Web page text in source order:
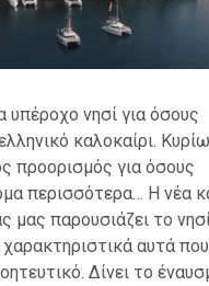
υπέροχο νησί για όσους
καλοκαίρι.
προορισμός για όσους
περισσότερα… Η νέα
μας παρουσιάζει το
αυτά
Δίνει το